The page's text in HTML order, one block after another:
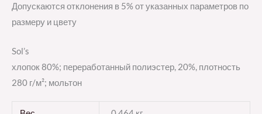
Допускаются отклонения в 5% от указанных параметров по
размеру и цвету
Sol’s
хлопок 80%; переработанный полиэстер, 20%, плотность
280 г/м²; мольтон